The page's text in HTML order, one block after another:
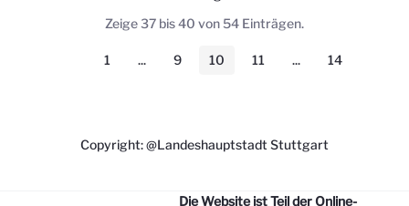
Zeige 37 bis 40 von 54 Einträgen.
Seite
1 ...Zwischenseiten
Seite
9 Seite
10 Seite
11 ...Zwischenseiten
Seite
14
Copyright: @Landeshauptstadt Stuttgart
Die Website ist Teil der Online-